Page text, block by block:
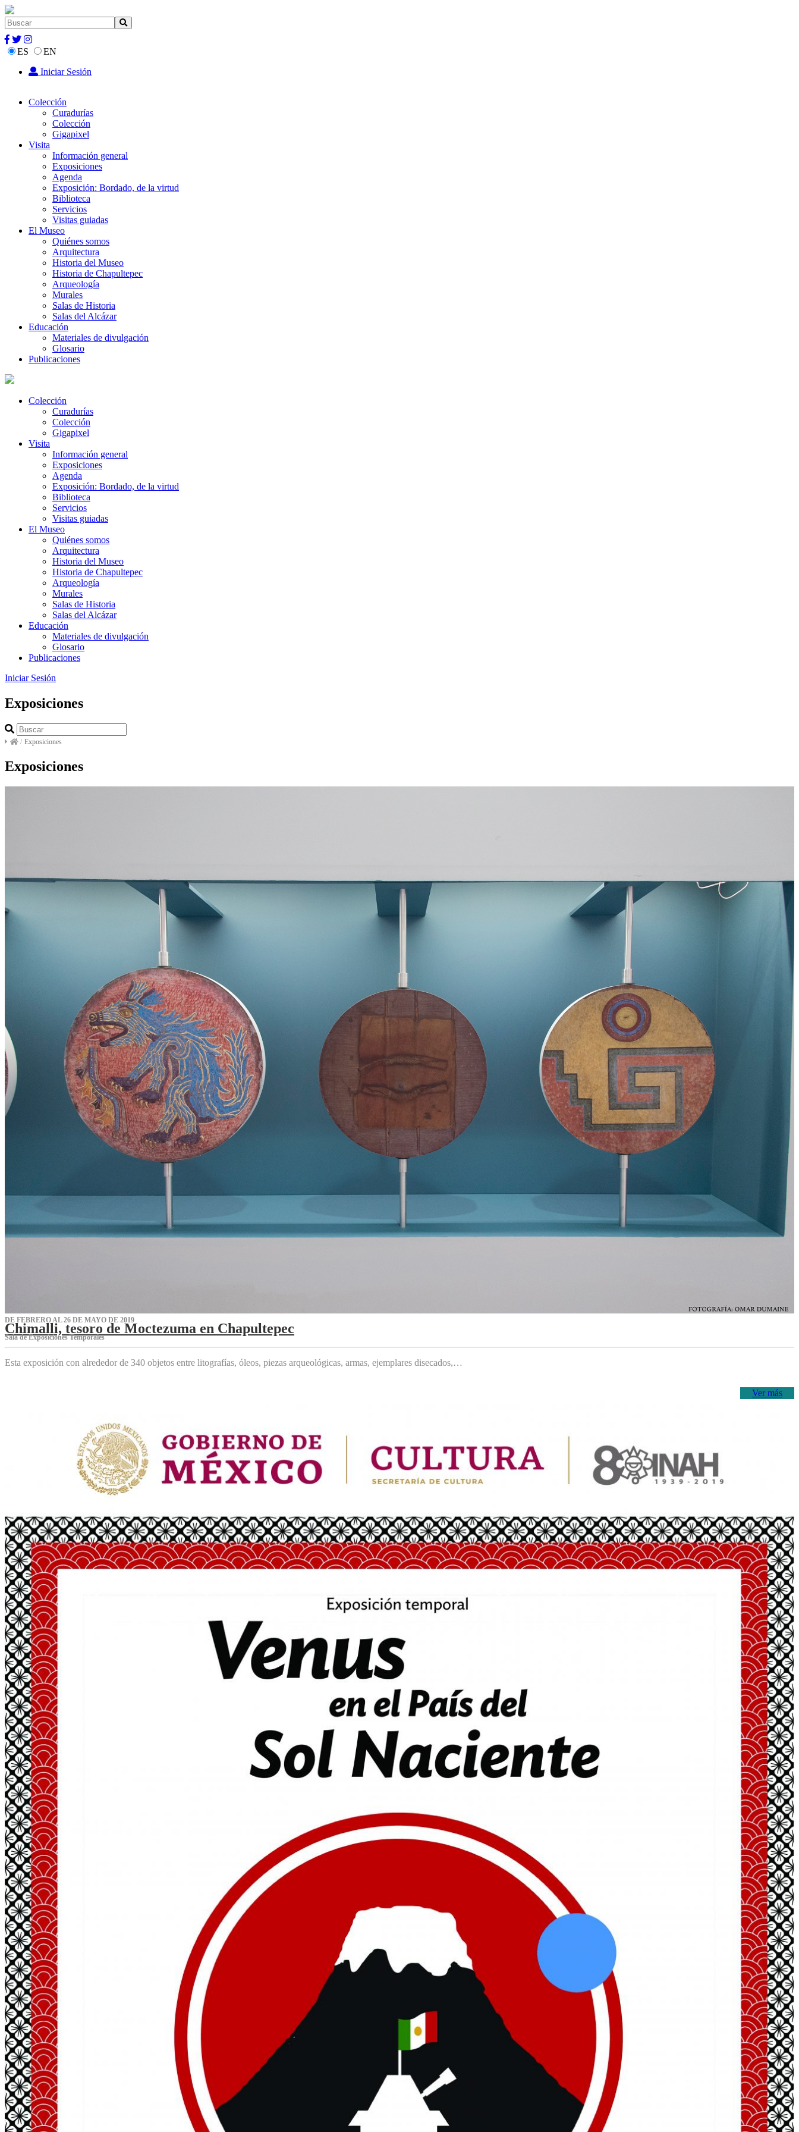
ES
EN
Iniciar Sesión
Colección
Curadurías
Colección
Gigapixel
Visita
Información general
Exposiciones
Agenda
Exposición: Bordado, de la virtud
Biblioteca
Servicios
Visitas guiadas
El Museo
Quiénes somos
Arquitectura
Historia del Museo
Historia de Chapultepec
Arqueología
Murales
Salas de Historia
Salas del Alcázar
Educación
Materiales de divulgación
Glosario
Publicaciones
Colección
Curadurías
Colección
Gigapixel
Visita
Información general
Exposiciones
Agenda
Exposición: Bordado, de la virtud
Biblioteca
Servicios
Visitas guiadas
El Museo
Quiénes somos
Arquitectura
Historia del Museo
Historia de Chapultepec
Arqueología
Murales
Salas de Historia
Salas del Alcázar
Educación
Materiales de divulgación
Glosario
Publicaciones
Iniciar Sesión
Exposiciones
/ Exposiciones
Exposiciones
DE FEBRERO AL 26 DE MAYO DE 2019
Chimalli, tesoro de Moctezuma en Chapultepec
Sala de Exposiciones Temporales
Esta exposición con alrededor de 340 objetos entre litografías, óleos, piezas arqueológicas, armas, ejemplares disecados,…
Ver más